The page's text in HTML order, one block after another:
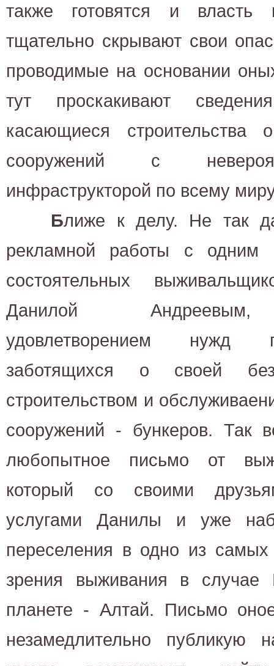
также готовятся и власть
тщательно скрывают свои
проводимые на основании
тут проскакивают
касающиеся строительства
сооружений с
инфраструкторой по всему
Ближе к делу. Не так
рекламной работы с одним
состоятельных
Данилой Андреевым,
удовлетворением нужд
заботящихся о своей
строительством и
сооружений - бункеров. Так
любопытное письмо от
который со своими
услугами Данилы и уже
переселения в одно из самых
зрения выживания в
планете - Алтай. Письмо
незамедлительно